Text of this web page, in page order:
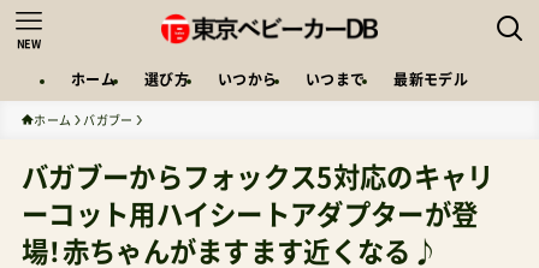
NEW
ホーム 選び方 いつから いつまで 最新モデル
ホーム バガブー
バガブーからフォックス5対応のキャリ
ーコット用ハイシートアダプターが登
場！赤ちゃんがますます近くなる♪